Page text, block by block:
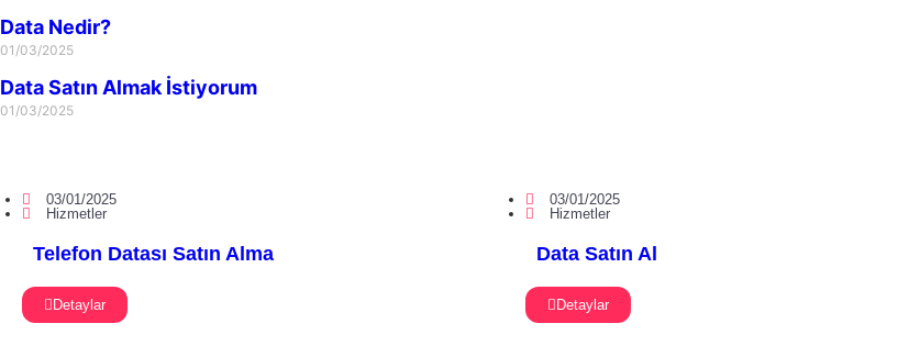
Data Nedir?
01/03/2025
Data Satın Almak İstiyorum
01/03/2025
03/01/2025
Hizmetler
Telefon Datası Satın Alma
Detaylar
03/01/2025
Hizmetler
Data Satın Al
Detaylar